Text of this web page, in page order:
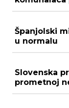
Španjolski
u normalu
Slovenska
prometnoj